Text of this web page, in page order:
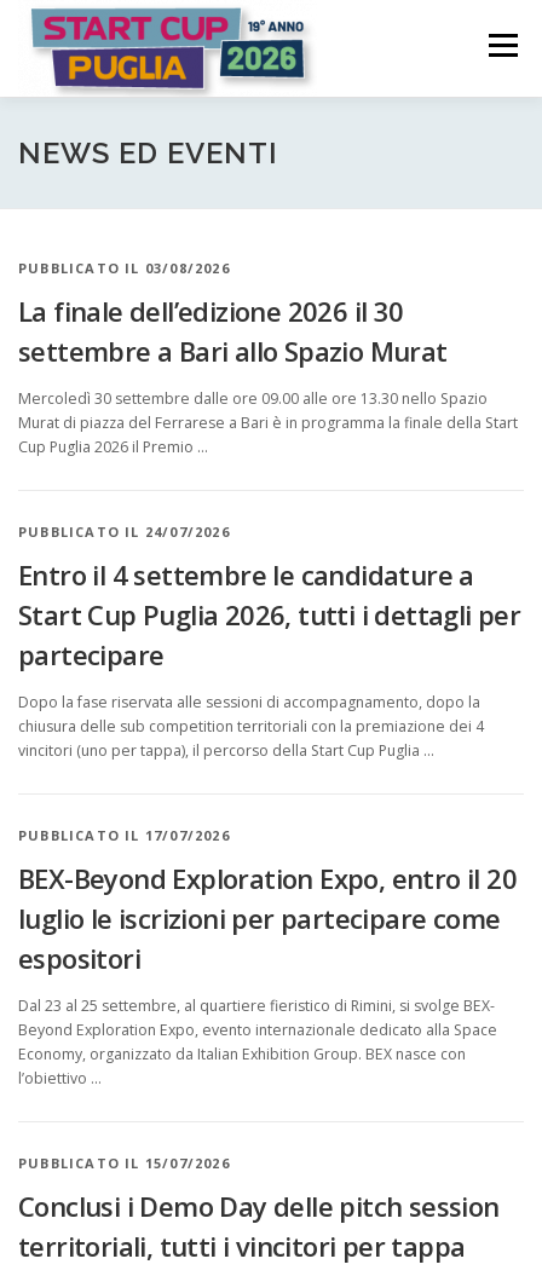
Passa
contenuto
a
t
u
Menù
COME FUNZIONA PARTECIPA
LOGIN CANDIDATURA
NEWS ED EVENTI
PUBBLICATO IL 03/08/2026
La finale dell’edizione 2026 il 30
settembre a Bari allo Spazio Murat
Mercoledì 30 settembre dalle ore 09.00 alle ore 13.30 nello Spazio
Murat di piazza del Ferrarese a Bari è in programma la finale della Start
Cup Puglia 2026 il Premio …
PUBBLICATO IL 24/07/2026
Entro il 4 settembre le candidature a
Start Cup Puglia 2026, tutti i dettagli per
partecipare
Dopo la fase riservata alle sessioni di accompagnamento, dopo la
chiusura delle sub competition territoriali con la premiazione dei 4
vincitori (uno per tappa), il percorso della Start Cup Puglia …
PUBBLICATO IL 17/07/2026
BEX-Beyond Exploration Expo, entro il 20
luglio le iscrizioni per partecipare come
espositori
Dal 23 al 25 settembre, al quartiere fieristico di Rimini, si svolge BEX-
Beyond Exploration Expo, evento internazionale dedicato alla Space
Economy, organizzato da Italian Exhibition Group. BEX nasce con
l’obiettivo …
PUBBLICATO IL 15/07/2026
Conclusi i Demo Day delle pitch session
territoriali, tutti i vincitori per tappa